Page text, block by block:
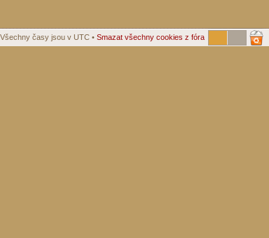
Všechny časy jsou v UTC • Smazat všechny cookies z fóra